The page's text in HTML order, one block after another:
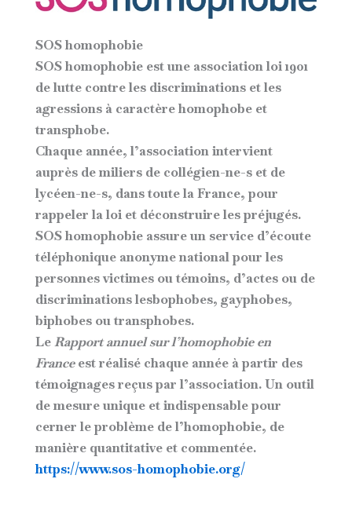
SOS homophobie
SOS homophobie est une association loi 1901
de lutte contre les discriminations et les
agressions à caractère homophobe et
transphobe.
Chaque année, l’association intervient
auprès de miliers de collégien-ne-s et de
lycéen-ne-s, dans toute la France, pour
rappeler la loi et déconstruire les préjugés.
SOS homophobie assure un service d’écoute
téléphonique anonyme national pour les
personnes victimes ou témoins, d’actes ou de
discriminations lesbophobes, gayphobes,
biphobes ou transphobes.
LeRapport annuel sur l’homophobie en
Franceest réalisé chaque année à partir des
témoignages reçus par l’association. Un outil
de mesure unique et indispensable pour
cerner le problème de l’homophobie, de
manière quantitative et commentée.
https://www.sos-homophobie.org/